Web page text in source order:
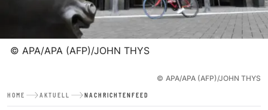
© APA/APA (AFP)/JOHN THYS
© APA/APA (AFP)/JOHN THYS
HOME AKTUELL NACHRICHTENFEED